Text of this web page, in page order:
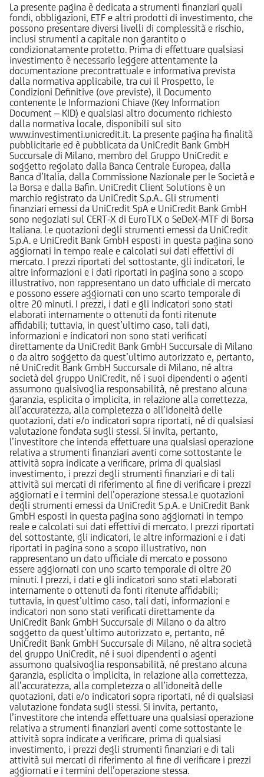
La presente pagina è dedicata a strumenti finanziari quali
fondi, obbligazioni, ETF e altri prodotti di investimento, che
possono presentare diversi livelli di complessità e rischio,
inclusi strumenti a capitale non garantito o
condizionatamente protetto. Prima di effettuare qualsiasi
investimento è necessario leggere attentamente la
documentazione precontrattuale e informativa prevista
dalla normativa applicabile, tra cui il Prospetto, le
Condizioni Definitive (ove previste), il Documento
contenente le Informazioni Chiave (Key Information
Document – KID) e qualsiasi altro documento richiesto
dalla normativa locale, disponibili sul sito
www.investimenti.unicredit.it. La presente pagina ha finalità
pubblicitarie ed è pubblicata da UniCredit Bank GmbH
Succursale di Milano, membro del Gruppo UniCredit e
soggetto regolato dalla Banca Centrale Europea, dalla
Banca d’Italia, dalla Commissione Nazionale per le Società e
la Borsa e dalla Bafin. UniCredit Client Solutions è un
marchio registrato da UniCredit S.p.A.. Gli strumenti
finanziari emessi da UniCredit SpA e UniCredit Bank GmbH
sono negoziati sul CERT-X di EuroTLX o SeDeX-MTF di Borsa
Italiana. Le quotazioni degli strumenti emessi da UniCredit
S.p.A. e UniCredit Bank GmbH esposti in questa pagina sono
aggiornati in tempo reale e calcolati sui dati effettivi di
mercato. I prezzi riportati del sottostante, gli indicatori, le
altre informazioni e i dati riportati in pagina sono a scopo
illustrativo, non rappresentano un dato ufficiale di mercato
e possono essere aggiornati con uno scarto temporale di
oltre 20 minuti. I prezzi, i dati e gli indicatori sono stati
elaborati internamente o ottenuti da fonti ritenute
affidabili; tuttavia, in quest’ultimo caso, tali dati,
informazioni e indicatori non sono stati verificati
direttamente da UniCredit Bank GmbH Succursale di Milano
o da altro soggetto da quest’ultimo autorizzato e, pertanto,
né UniCredit Bank GmbH Succursale di Milano, né altra
società del gruppo UniCredit, né i suoi dipendenti o agenti
assumono qualsivoglia responsabilità, né prestano alcuna
garanzia, esplicita o implicita, in relazione alla correttezza,
all’accuratezza, alla completezza o all’idoneità delle
quotazioni, dati e/o indicatori sopra riportati, né di qualsiasi
valutazione fondata sugli stessi. Si invita, pertanto,
l’investitore che intenda effettuare una qualsiasi operazione
relativa a strumenti finanziari aventi come sottostante le
attività sopra indicate a verificare, prima di qualsiasi
investimento, i prezzi degli strumenti finanziari e di tali
attività sui mercati di riferimento al fine di verificare i prezzi
aggiornati e i termini dell’operazione stessa.Le quotazioni
degli strumenti emessi da UniCredit S.p.A. e UniCredit Bank
GmbH esposti in questa pagina sono aggiornati in tempo
reale e calcolati sui dati effettivi di mercato. I prezzi riportati
del sottostante, gli indicatori, le altre informazioni e i dati
riportati in pagina sono a scopo illustrativo, non
rappresentano un dato ufficiale di mercato e possono
essere aggiornati con uno scarto temporale di oltre 20
minuti. I prezzi, i dati e gli indicatori sono stati elaborati
internamente o ottenuti da fonti ritenute affidabili;
tuttavia, in quest’ultimo caso, tali dati, informazioni e
indicatori non sono stati verificati direttamente da
UniCredit Bank GmbH Succursale di Milano o da altro
soggetto da quest’ultimo autorizzato e, pertanto, né
UniCredit Bank GmbH Succursale di Milano, né altra società
del gruppo UniCredit, né i suoi dipendenti o agenti
assumono qualsivoglia responsabilità, né prestano alcuna
garanzia, esplicita o implicita, in relazione alla correttezza,
all’accuratezza, alla completezza o all’idoneità delle
quotazioni, dati e/o indicatori sopra riportati, né di qualsiasi
valutazione fondata sugli stessi. Si invita, pertanto,
l’investitore che intenda effettuare una qualsiasi operazione
relativa a strumenti finanziari aventi come sottostante le
attività sopra indicate a verificare, prima di qualsiasi
investimento, i prezzi degli strumenti finanziari e di tali
attività sui mercati di riferimento al fine di verificare i prezzi
aggiornati e i termini dell’operazione stessa.